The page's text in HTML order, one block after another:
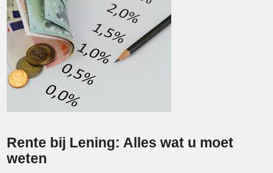
Rente bij Lening: Alles wat u moet
weten